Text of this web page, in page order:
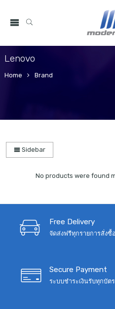
Lenovo
Home Brand
Sidebar
No products were found
Free Delivery
จัดส่งฟรีทุกรายการสั่งซื้อ
Secure Payment
ระบบชำระเงินรับทุกบัต